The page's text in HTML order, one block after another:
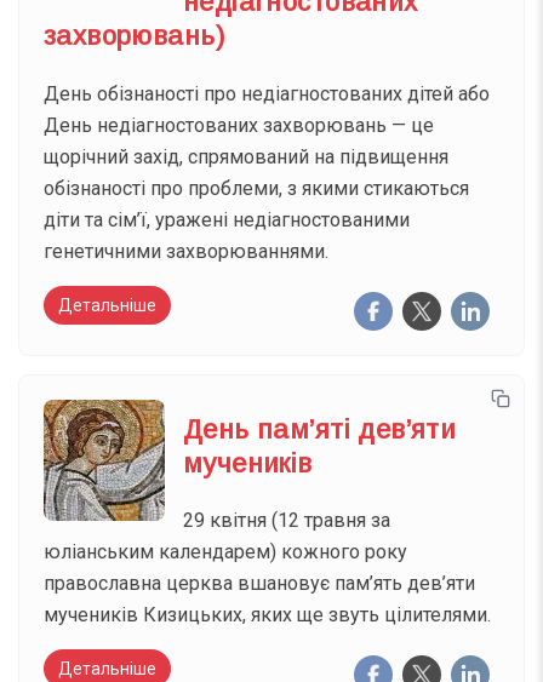
захворювань)
День обізнаності про недіагностованих дітей або
День недіагностованих захворювань — це
щорічний захід, спрямований на підвищення
обізнаності про проблеми, з якими стикаються
діти та сім’ї, уражені недіагностованими
генетичними захворюваннями.
Детальніше
День пам’яті дев’яти
мучеників
29 квітня (12 травня за
юліанським календарем) кожного року
православна церква вшановує пам’ять дев’яти
мучеників Кизицьких, яких ще звуть цілителями.
Детальніше